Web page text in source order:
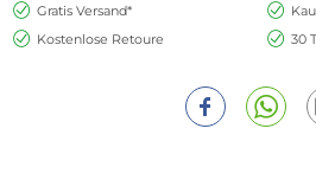
Gratis Versand*
Kostenlose Retoure
30